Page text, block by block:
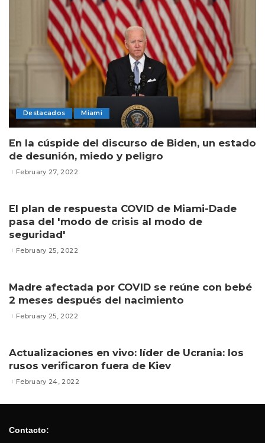
Destacados Miami
En la cúspide del discurso de Biden, un estado
de desunión, miedo y peligro
February 27, 2022
El plan de respuesta COVID de Miami-Dade
pasa del 'modo de crisis al modo de
seguridad'
February 25, 2022
Madre afectada por COVID se reúne con bebé
2 meses después del nacimiento
February 25, 2022
Actualizaciones en vivo: líder de Ucrania: los
rusos verificaron fuera de Kiev
February 24, 2022
Contacto: